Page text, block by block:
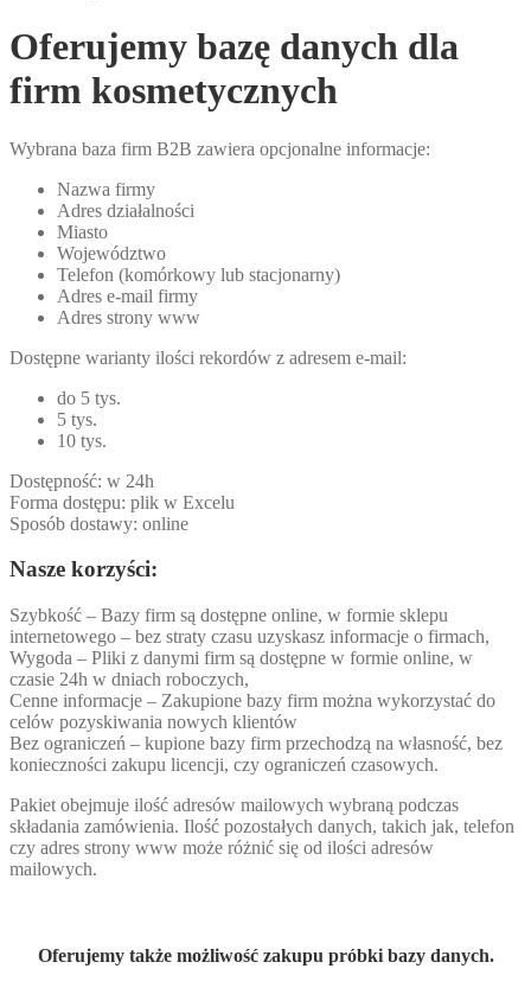
Oferujemy bazę danych dla
firm kosmetycznych
Wybrana baza firm B2B zawiera opcjonalne informacje:
Nazwa firmy
Adres działalności
Miasto
Województwo
Telefon (komórkowy lub stacjonarny)
Adres e-mail firmy
Adres strony www
Dostępne warianty ilości rekordów z adresem e-mail:
do 5 tys.
5 tys.
10 tys.
Dostępność: w 24h
Forma dostępu: plik w Excelu
Sposób dostawy: online
Nasze korzyści:
Szybkość – Bazy firm są dostępne online, w formie sklepu
internetowego – bez straty czasu uzyskasz informacje o firmach,
Wygoda – Pliki z danymi firm są dostępne w formie online, w
czasie 24h w dniach roboczych,
Cenne informacje – Zakupione bazy firm można wykorzystać do
celów pozyskiwania nowych klientów
Bez ograniczeń – kupione bazy firm przechodzą na własność, bez
konieczności zakupu licencji, czy ograniczeń czasowych.
Pakiet obejmuje ilość adresów mailowych wybraną podczas
składania zamówienia. Ilość pozostałych danych, takich jak, telefon
czy adres strony www może różnić się od ilości adresów
mailowych.
Oferujemy także możliwość zakupu próbki bazy danych.